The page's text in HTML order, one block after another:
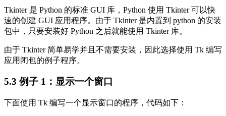
Tkinter 是 Python 的标准 GUI 库，Python 使用 Tkinter 可以快
速的创建 GUI 应用程序。由于 Tkinter 是内置到 python 的安装
包中，只要安装好 Python 之后就能使用 Tkinter 库。
由于 Tkinter 简单易学并且不需要安装，因此选择使用 Tk 编写
应用闭包的例子程序。
5.3 例子 1：显示一个窗口
下面使用 Tk 编写一个显示窗口的程序，代码如下：